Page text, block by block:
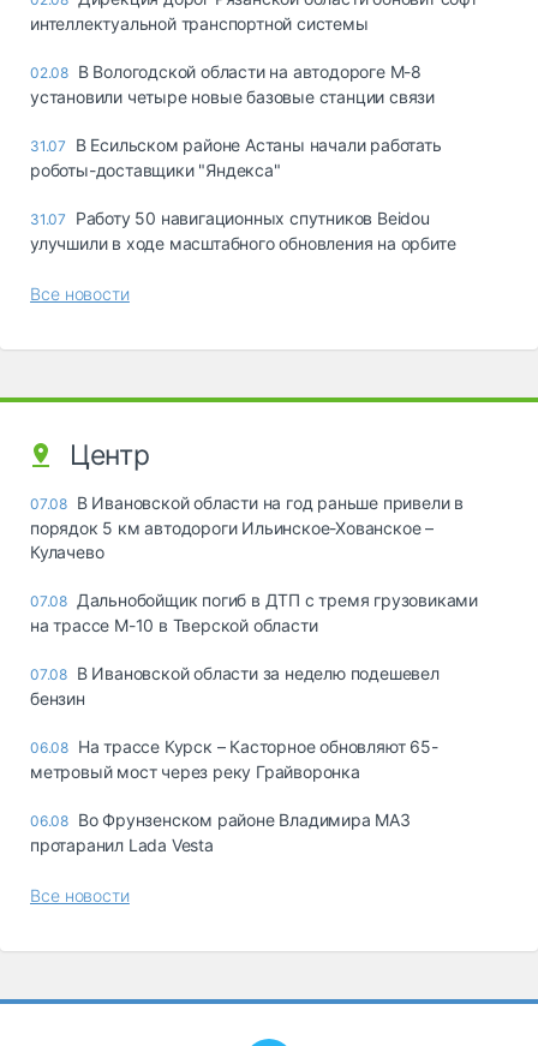
интеллектуальной транспортной системы
02.08 В Вологодской области на автодороге М-8
установили четыре новые базовые станции связи
31.07
В Есильском районе Астаны начали работать
роботы-доставщики "Яндекса"
31.07
Работу 50 навигационных спутников Beidou
улучшили в ходе масштабного обновления на орбите
Все новости
Центр
07.08 В Ивановской области на год раньше привели в
порядок 5 км автодороги Ильинское-Хованское –
Кулачево
07.08 Дальнобойщик погиб в ДТП с тремя грузовиками
на трассе М-10 в Тверской области
07.08 В Ивановской области за неделю подешевел
бензин
06.08 На трассе Курск – Касторное обновляют 65-
метровый мост через реку Грайворонка
06.08 Во Фрунзенском районе Владимира МАЗ
протаранил Lada Vesta
Все новости